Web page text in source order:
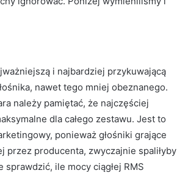
i najbardziej przykuwającą
nawet tego mniej obeznanego.
należy pamiętać, że najczęściej
dla całego zestawu. Jest to
ponieważ głośniki grające
przez producenta, zwyczajnie spaliłyby
ile mocy ciągłej RMS